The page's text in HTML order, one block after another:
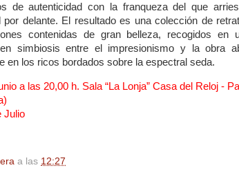
de autenticidad con la franqueza del que
delante. El resultado es una colección de
contenidas de gran belleza, recogidos en
simbiosis entre el impresionismo y la obra
en los ricos bordados sobre la espectral seda.
a las 20,00 h. Sala “La Lonja” Casa del Reloj -
Julio
a las 12:27